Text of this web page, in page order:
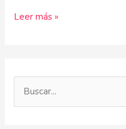
Leer más »